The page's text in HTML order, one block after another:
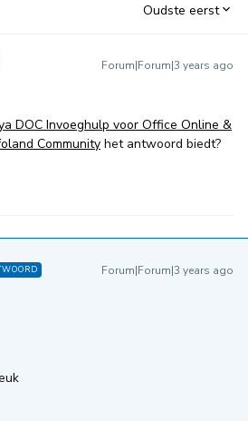
Oudste eerst
Forum|Forum|3 years ago
DOC Invoeghulp voor Office Online &
Community het antwoord biedt?
Forum|Forum|3 years ago